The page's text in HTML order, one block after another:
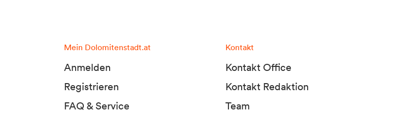
Mein Dolomitenstadt.at
Anmelden
Registrieren
FAQ & Service
Kontakt
Kontakt Office
Kontakt Redaktion
Team